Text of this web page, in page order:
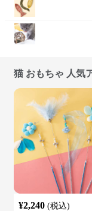
猫 おもちゃ 人気
¥2,240 (税込)